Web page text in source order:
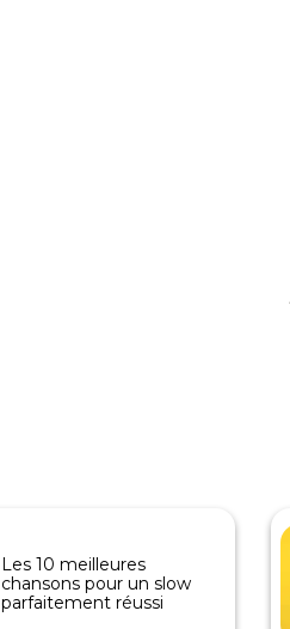
Les 10 meilleures
chansons pour un slow
parfaitement réussi